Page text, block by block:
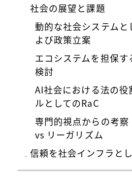
社会の展望と課題
動的な社会システムと
よび政策立案
エコシステムを担保す
検討
AI社会における法の役
ルとしてのRaC
専門的視点からの考察
vs リーガリズム
信頼を社会インフラと